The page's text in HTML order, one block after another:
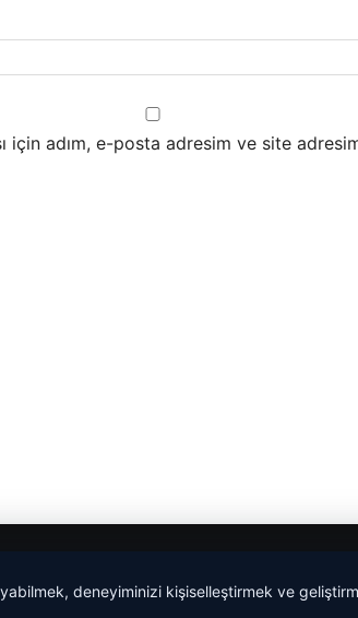
için adım, e-posta adresim ve site
deneyiminizi kişiselleştirmek ve
Yeminli Tercüme Bürosu|Malta